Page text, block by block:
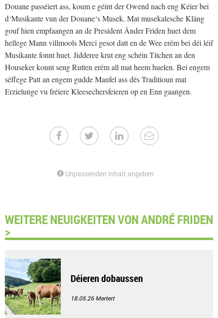
Douane passéiert ass, koum e géint der Owend nach eng Kéier bei
d‘Musikante vun der Douane‘s Musek. Mat musekalesche Kläng
gouf hien empfaangen an de President Änder Friden huet dem
hellege Mann villmools Merci gesot datt en de Wee erëm bei déi léif
Musikante fonnt huet. Jidderee krut eng schéin Titchen an den
Houseker konnt seng Rutten erëm all mat heem huelen. Bei engem
sëffege Patt an engem gudde Maufel ass dës Traditioun mat
Erzielunge vu fréiere Kleesechersfeieren op en Enn gaangen.
Unpassenden Inhalt angeben
WEITERE NEUIGKEITEN VON ANDRÉ FRIDEN
>
Déieren dobaussen
18.05.26Mertert